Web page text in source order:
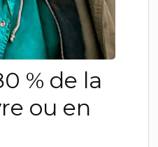
% de la
ou en